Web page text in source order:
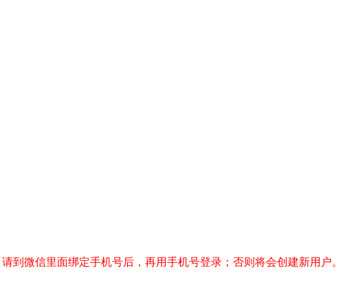
到微信里面绑定手机号后，再用手机号登录；否则将会创建新用户。